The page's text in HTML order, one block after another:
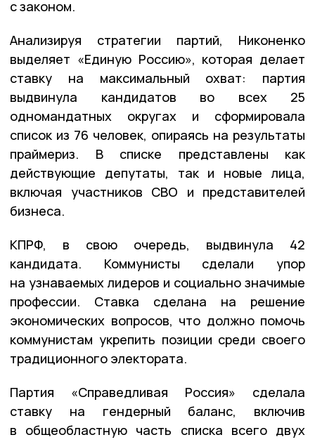
с законом.
Анализируя стратегии партий, Никоненко
выделяет «Единую Россию», которая делает
ставку на максимальный охват: партия
выдвинула кандидатов во всех 25
одномандатных округах и сформировала
список из 76 человек, опираясь на результаты
праймериз. В списке представлены как
действующие депутаты, так и новые лица,
включая участников СВО и представителей
бизнеса.
КПРФ, в свою очередь, выдвинула 42
кандидата. Коммунисты сделали упор
на узнаваемых лидеров и социально значимые
профессии. Ставка сделана на решение
экономических вопросов, что должно помочь
коммунистам укрепить позиции среди своего
традиционного электората.
Партия «Справедливая Россия» сделала
ставку на гендерный баланс, включив
в общеобластную часть списка всего двух